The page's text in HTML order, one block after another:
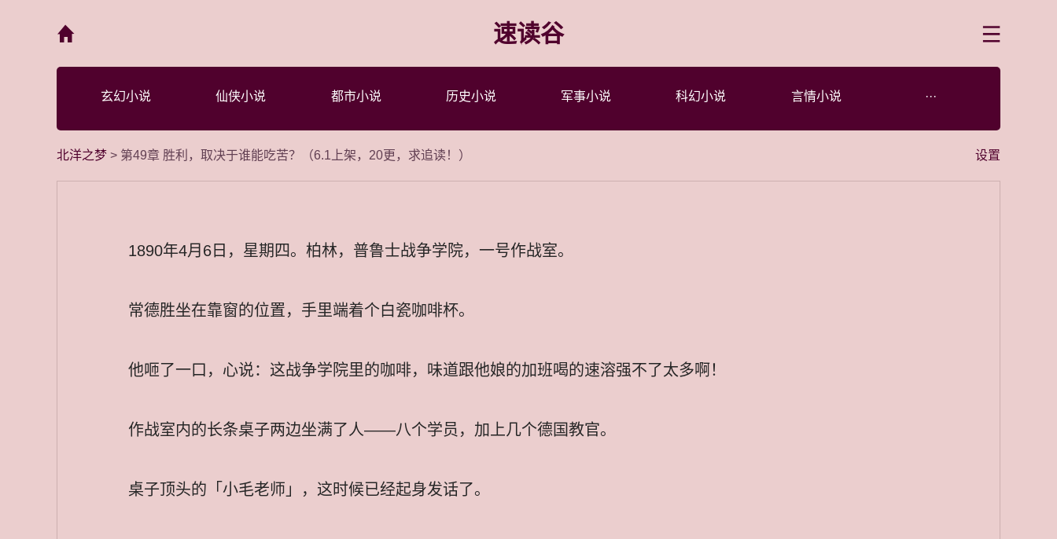
速读谷
玄幻小说 仙侠小说 都市小说 历史小说 军事小说 科幻小说 言情小说 ···
设置
北洋之梦 > 第49章 胜利，取决于谁能吃苦？（6.1上架，20更，求追读！）
1890年4月6日，星期四。柏林，普鲁士战争学院，一号作战室。
常德胜坐在靠窗的位置，手里端着个白瓷咖啡杯。
他咂了一口，心说：这战争学院里的咖啡，味道跟他娘的加班喝的速溶强不了太多啊！
作战室内的长条桌子两边坐满了人——八个学员，加上几个德国教官。
桌子顶头的「小毛老师」，这时候已经起身发话了。